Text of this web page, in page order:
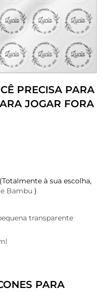
PRECISA PARA
JOGAR FORA
(Totalmente à sua escolha,
Bambu )
transparente
PARA